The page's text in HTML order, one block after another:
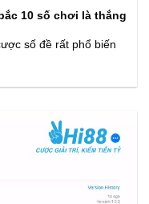
10 số chơi là thắng
số đề rất phổ biến